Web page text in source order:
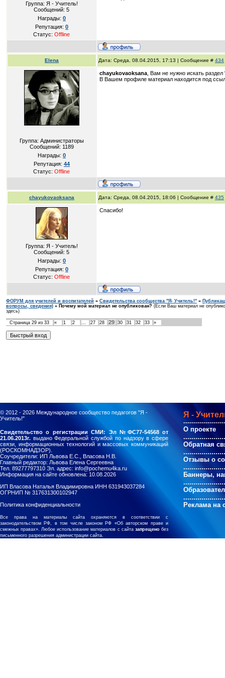
Группа: Я - Учитель!
Сообщений:5
Награды: 0
Репутация: 0
Статус:Offline
Elena Дата: Среда, 08.04.2015, 17:13 | Сообщение # 434
Группа: Администраторы
Сообщений: 1189
Награды: 0
Репутация: 44
Статус:Offline
chayukovaoksana , Вам не нужно искать
В Вашем профиле материал находится под
chayukovaoksana Дата: Среда, 08.04.2015, 18:06 | Сообщение # 435
Группа: Я - Учитель!
Сообщений:5
Награды: 0
Репутация: 0
Статус:Offline
Спасибо!
ФОРУМ для учителей и воспитателей » Свидетельства сообщества "Я- Учитель!" »
вопросы, сведения) » Почему мой материал не опубликован? (Если Ваш материал не
здесь)
Страница 29 из 33 « 1 2 … 27 28 29 30 31 32 33 »
© 2012 - 2026 Международное сообщество педагогов "Я -
Учитель!"
Я -
О проекте
Обратная
Отзывы о
Баннеры,
Реклама на
Свидетельство о регистрации СМИ: Эл №ФС77-54568 от
21.06.2013г. выдано Федеральной службой по надзору в сфере
связи, информационных технологий и массовых коммуникаций
(РОСКОМНАДЗОР).
Соучредители: ИП Львова Е.С., Власова Н.В.
Главный редактор: Львова Елена Сергеевна
Тел. 89277797310 Эл. адрес: info@pochemu4ka.ru
Информация на сайте обновлена: 10.08.2026
ИП Власова Наталья Владимировна ИНН 631943037284
ОГРНИП № 317631300102947
Политика конфиденциальности
Все права на материалы сайта охраняются в соответствии с
законодательством РФ, в том числе законом РФ «Об авторском праве и
смежных правах». Любое использование материалов с сайта запрещенобез
письменного разрешения администрации сайта.